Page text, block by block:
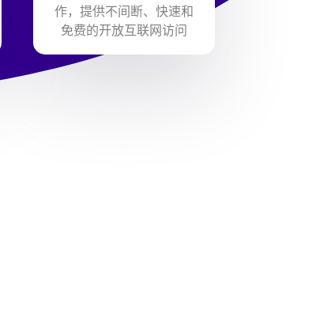
作，提供不间断、快速和
免费的开放互联网访问